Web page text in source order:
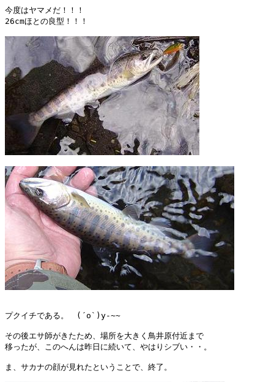
今度はヤマメだ！！！
26cmほとの良型！！！
プクイチである。　(´o`)y-~~
その後エサ師がきたため、場所を大きく鳥井原付近まで
移ったが、このへんは昨日に続いて、やはりシブい・・。
ま、サカナの顔が見れたということで、終了。